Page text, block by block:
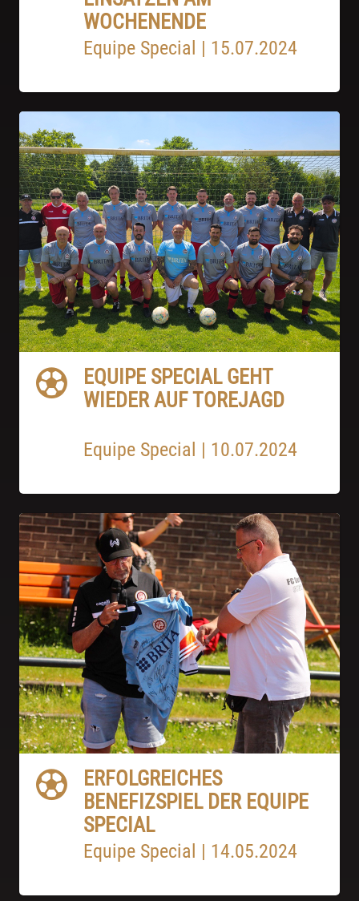
WOCHENENDE
Equipe Special | 15.07.2024
EQUIPE SPECIAL GEHT
WIEDER AUF TOREJAGD
Equipe Special | 10.07.2024
ERFOLGREICHES
BENEFIZSPIEL DER EQUIPE
SPECIAL
Equipe Special | 14.05.2024